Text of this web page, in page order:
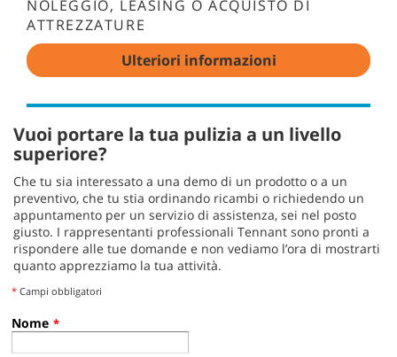
NOLEGGIO, LEASING O ACQUISTO DI
ATTREZZATURE
Ulteriori informazioni
Vuoi portare la tua pulizia a un livello
superiore?
Che tu sia interessato a una demo di un prodotto o a un
preventivo, che tu stia ordinando ricambi o richiedendo un
appuntamento per un servizio di assistenza, sei nel posto
giusto. I rappresentanti professionali Tennant sono pronti a
rispondere alle tue domande e non vediamo l’ora di mostrarti
quanto apprezziamo la tua attività.
* Campi obbligatori
Nome *